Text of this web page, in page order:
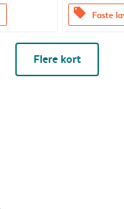
offers Faste
Flere kort